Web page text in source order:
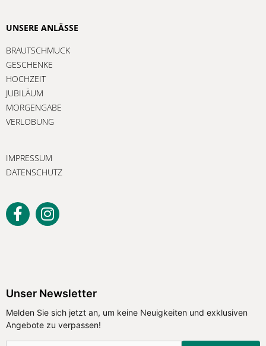
UNSERE ANLÄSSE
BRAUTSCHMUCK
GESCHENKE
HOCHZEIT
JUBILÄUM
MORGENGABE
VERLOBUNG
IMPRESSUM
DATENSCHUTZ
Unser Newsletter
Melden Sie sich jetzt an, um keine Neuigkeiten und exklusiven
Angebote zu verpassen!